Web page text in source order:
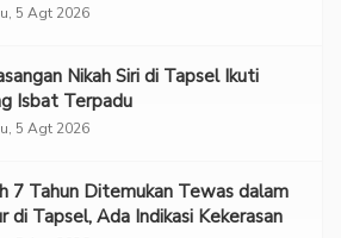
5 Agt 2026
Nikah Siri di Tapsel Ikuti
Isbat Terpadu
5 Agt 2026
7 Tahun Ditemukan Tewas dalam
di Tapsel, Ada Indikasi Kekerasan